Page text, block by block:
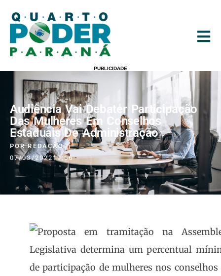
PUBLICIDADE
Audiência Vai Debater Participação
Das Mulheres Em Conselhos
Estaduais De Administração
PORREDAÇÃO
07/03/2022 19:56